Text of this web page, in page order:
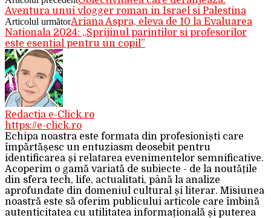
Aventura unui vlogger roman in Israel si Palestina
Articolul următorAriana Aspra, eleva de 10 la Evaluarea
Nationala 2024: „Sprijinul parintilor si profesorilor
este esential pentru un copil”
Redactia e-Click.ro
https://e-click.ro
Echipa noastra este formata din profesioniști care
împărtășesc un entuziasm deosebit pentru
identificarea și relatarea evenimentelor semnificative.
Acoperim o gamă variată de subiecte - de la noutățile
din sfera tech, life, actualitati, până la analize
aprofundate din domeniul cultural și literar. Misiunea
noastră este să oferim publicului articole care îmbină
autenticitatea cu utilitatea informațională și puterea